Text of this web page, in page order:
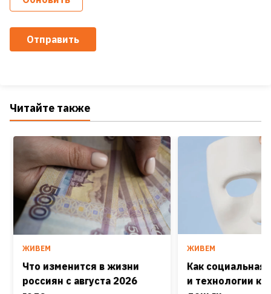
Отправить
Читайте также
ЖИВЕМ
Что изменится в жизни
россиян с августа 2026
ЖИВЕМ
Как
и технологии